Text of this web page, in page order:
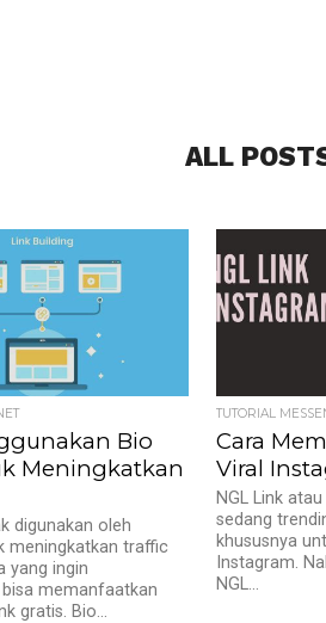
ALL
Bio
Meningkatkan
digunakan oleh
meningkatkan traffic
yang ingin
memanfaatkan
gratis. Bio...
TUTORIAL
Cara
Viral
NGL Link
sedang
khususnya
Instagram.
NGL...